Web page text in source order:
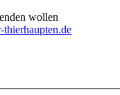
wollen